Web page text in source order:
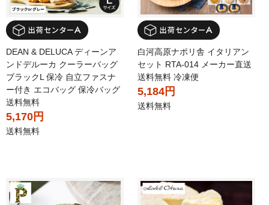
DEAN & DELUCA ディーンア
ンドデルーカ クーラーバッグ
ブラックL 保冷 自立ファスナ
ー付き エコバッグ 保冷バッグ
送料無料
5,170円
送料無料
白河高原ナポリ舎 イタリアン
セット RTA-014 メーカー直送
送料無料 冷凍便
5,184円
送料無料